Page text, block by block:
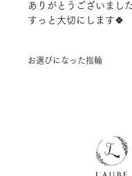
ありがとうございました
すっと大切にします🍀
お選びになった指輪